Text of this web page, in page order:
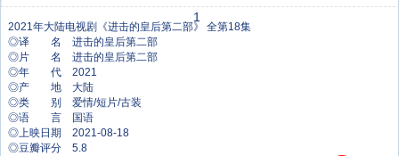
1
◎译 名 进击的皇后第二部
◎片 名 进击的皇后第二部
◎年 代 2021
◎产 地 大陆
◎类 别 爱情/短片/古装
◎语 言 国语
◎上映日期 2021-08-18
◎豆瓣评分 5.8